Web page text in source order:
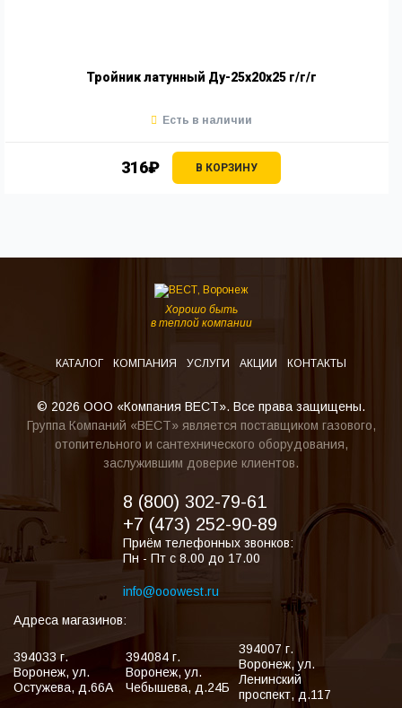
Тройник латунный Ду-25х20х25 г/г/г
316₽ В КОРЗИНУ
Есть в наличии
Хорошо быть
в теплой компании
КАТАЛОГ КОМПАНИЯ УСЛУГИ АКЦИИ КОНТАКТЫ
© 2026 ООО «Компания ВЕСТ». Все права защищены.
Группа Компаний «ВЕСТ» является поставщиком газового,
отопительного и сантехнического оборудования,
заслужившим доверие клиентов.
8 (800) 302-79-61
+7 (473) 252-90-89
Приём телефонных звонков:
Пн - Пт с 8.00 до 17.00
info@ooowest.ru
Адреса магазинов:
394033 г.
Воронеж,ул.
Остужева, д.66А
394084 г.
Воронеж,ул.
Чебышева, д.24Б
394007 г.
Воронеж,ул.
Ленинский
проспект, д.117